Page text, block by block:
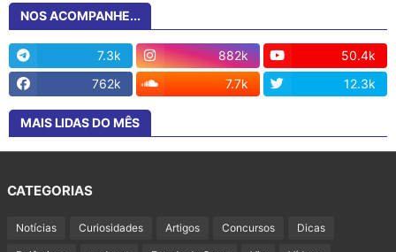
NOS ACOMPANHE...
7.3k 882k
50.4k
762k
7.7k 12.3k
MAIS LIDAS DO MÊS
CATEGORIAS
Notícias Curiosidades Artigos Concursos Dicas